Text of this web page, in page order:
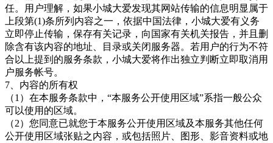
任。用户理解，如果小城大爱发现其网站传输的信息明显属于
上段第(1)条所列内容之一，依据中国法律，小城大爱有义务
立即停止传输，保存有关记录，向国家有关机关报告，并且删
除含有该内容的地址、目录或关闭服务器。若用户的行为不符
合以上提到的服务条款，小城大爱将作出独立判断立即取消用
户服务帐号。
7、内容的所有权
（1）在本服务条款中，“本服务公开使用区域”系指一般公众
可以使用的区域。
（2）您同意已就您于本服务公开使用区域及本服务其他任何
公开使用区域张贴之内容，或包括照片、图形、影音资料或地